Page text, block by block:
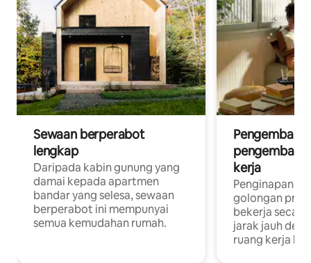
Sewaan berperabot
lengkap
Daripada kabin gunung yang
damai kepada apartmen
bandar yang selesa, sewaan
berperabot ini mempunyai
semua kemudahan rumah.
Pengembara
pengembara
kerja
Penginapan
golongan
bekerja
jarak jauh
ruang kerja